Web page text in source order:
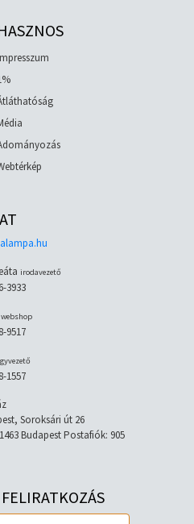
irodavezető
3933
webshop
9517
1557
Soroksári út 26
Budapest Postafiók: 905